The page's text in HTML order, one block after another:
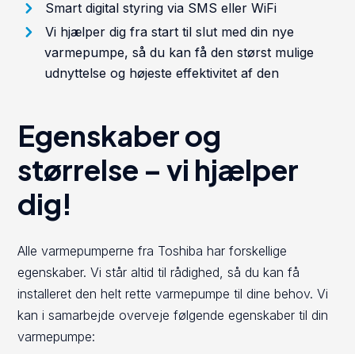
Smart digital styring via SMS eller WiFi
Vi hjælper dig fra start til slut med din nye
varmepumpe, så du kan få den størst mulige
udnyttelse og højeste effektivitet af den
Egenskaber og
størrelse – vi hjælper
dig!
Alle varmepumperne fra Toshiba har forskellige
egenskaber. Vi står altid til rådighed, så du kan få
installeret den helt rette varmepumpe til dine behov. Vi
kan i samarbejde overveje følgende egenskaber til din
varmepumpe: